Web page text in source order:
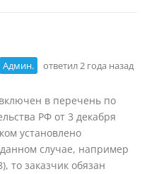
Админ. ответил 2 года назад
в перечень по
РФ от 3 декабря
установлено
случае, например
то заказчик обязан